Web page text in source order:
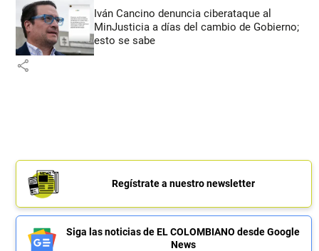
Iván Cancino denuncia ciberataque al
MinJusticia a días del cambio de Gobierno;
esto se sabe
share
Regístrate a nuestro newsletter
Siga las noticias de EL COLOMBIANO desde Google
News